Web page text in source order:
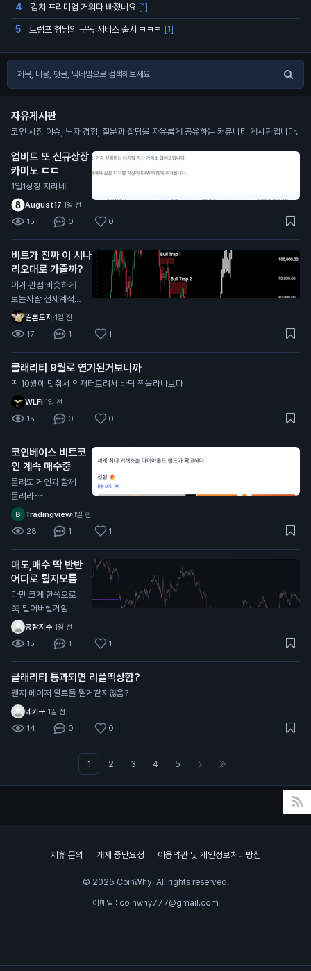
4 김치 프리미엄 거의다 빠졌네요 [1]
5 트럼프 형님의 구독 서비스 출시 ㅋㅋㅋ [1]
자유게시판
코인 시장 이슈, 투자 경험, 질문과 잡담을 자유롭게 공유하는 커뮤니티 게시판입니다.
업비트 또 신규상장
카미노 ㄷㄷ
1일1상장 지리네
August17·1일 전
15 0 0
비트가 진짜 이 시나
리오대로 가줄까?
이거 관점 비슷하게
보는사람 전세계적으
로 너무 많던데
일론도지 ·1일 전
17 1 1
클래리티 9월로 연기된거보니까
딱 10월에 맞춰서 악재터트려서 바닥 찍을라나보다
WLFI·1일 전
15 0 0
코인베이스 비트코
인 계속 매수중
물려도 거인과 함께
물려라~~
Tradingview·1일 전
28 1 1
매도,매수 딱 반반
어디로 튈지모름
다만 크게 한쪽으로
쭊 밀어버릴거임
공탐지수·1일 전
15 1 1
클래리티 통과되면 리플떡상함?
왠지 메이저 알트들 뛸거같지않음?
네카구·1일 전
14 0 0
1 2 3 4 5
제휴 문의 게재 중단요청 이용약관 및 개인정보처리방침
© 2025 CoinWhy. All rights reserved.
이메일 : coinwhy777@gmail.com